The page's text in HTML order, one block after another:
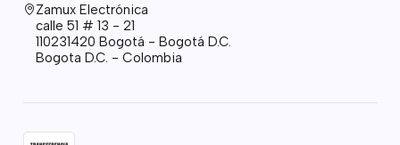
Zamux Electrónica
calle 51 # 13 - 21
110231420 Bogotá - Bogotá D.C.
Bogota D.C. - Colombia